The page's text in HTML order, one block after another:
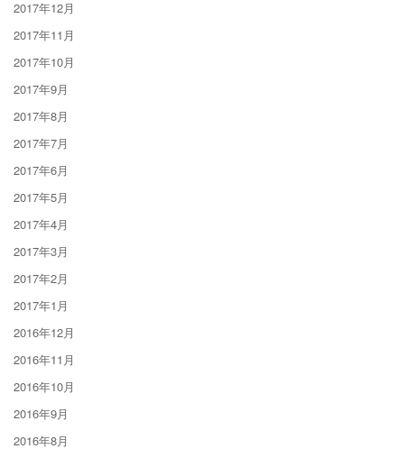
2017年12月
2017年11月
2017年10月
2017年9月
2017年8月
2017年7月
2017年6月
2017年5月
2017年4月
2017年3月
2017年2月
2017年1月
2016年12月
2016年11月
2016年10月
2016年9月
2016年8月